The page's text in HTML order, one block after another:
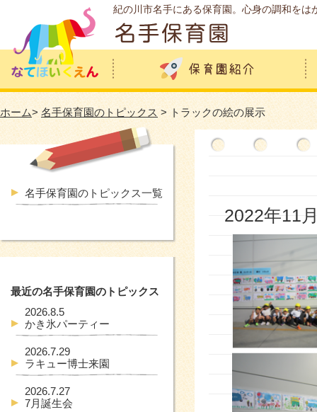
紀の川市名手にある保育園。心身の調和を
ホーム> 名手保育園のトピックス > トラックの絵の展示
2022年11
名手保育園のトピックス一覧
最近の名手保育園のトピックス
2026.8.5
かき氷パーティー
2026.7.29
ラキュー博士来園
2026.7.27
7月誕生会